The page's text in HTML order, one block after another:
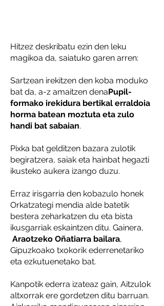
Hitzez deskribatu ezin den leku
magikoa da, saiatuko garen arren:
Sartzean irekitzen den koba moduko
bat da, a-z amaitzen denaPupil-
formako irekidura bertikal erraldoia
horma batean moztuta eta zulo
handi bat sabaian.
Pixka bat gelditzen bazara zulotik
begiratzera, saiak eta hainbat hegazti
ikusteko aukera izango duzu.
Erraz irisgarria den kobazulo honek
Orkatzategi mendia alde batetik
bestera zeharkatzen du eta bista
ikusgarriak eskaintzen ditu. Gainera,
Araotzeko Oñatiarra bailara,
Gipuzkoako txokorik ederrenetariko
eta ezkutuenetako bat.
Kanpotik ederra izateaz gain, Aitzulok
altxorrak ere gordetzen ditu barruan.